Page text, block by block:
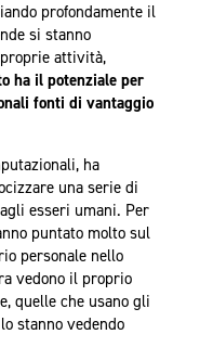
profondamente il
si stanno
attività,
ha il potenziale per
fonti di vantaggio
ha
una serie di
esseri umani. Per
puntato molto sul
personale nello
vedono il proprio
quelle che usano gli
stanno vedendo